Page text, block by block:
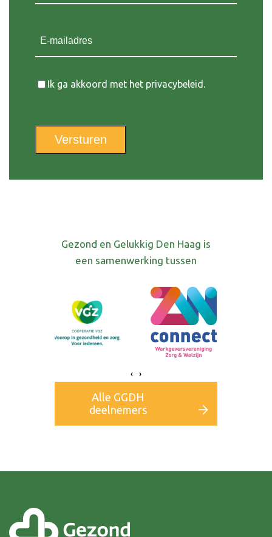
Instemming
Ik ga akkoord met het privacybeleid.
Versturen
Gezond en Gelukkig Den Haag is
een samenwerking tussen
‹ ›
Alle GGDH
deelnemers